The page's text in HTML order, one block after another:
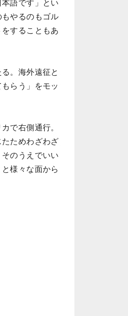
語です」とい
やるのもゴル
することもあ
。海外遠征と
らう」をモッ
で右側通行。
ためわざわざ
のうえでいい
様々な面から